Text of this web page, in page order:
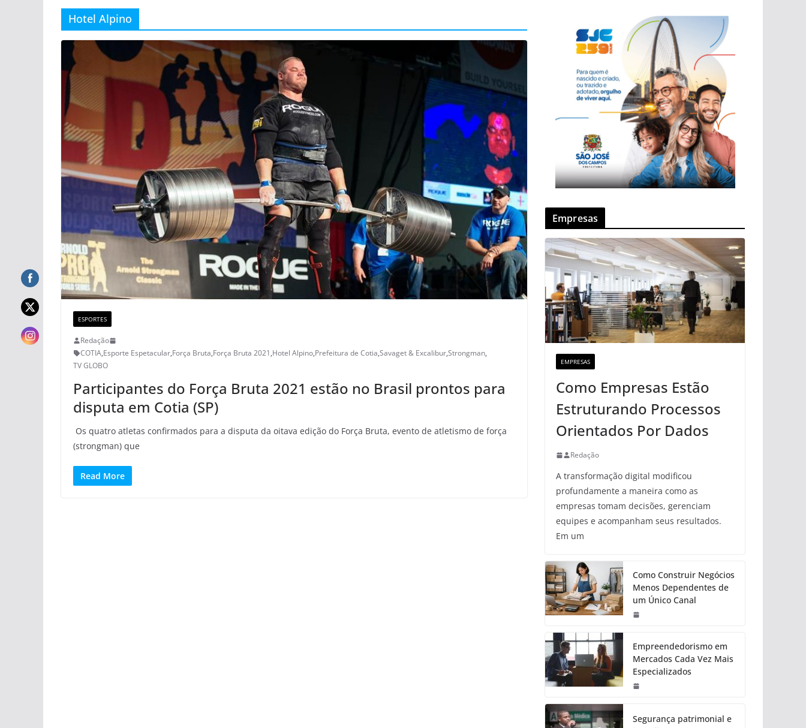
Hotel Alpino
ESPORTES
Redação
COTIA,Esporte Espetacular,Força Bruta,Força Bruta 2021,Hotel Alpino,Prefeitura de Cotia,Savaget & Excalibur,Strongman,
TV GLOBO
Participantes do Força Bruta 2021 estão no Brasil prontos para
disputa em Cotia (SP)
Os quatro atletas confirmados para a disputa da oitava edição do Força Bruta, evento de atletismo de força
(strongman) que
Read More
Empresas
EMPRESAS
Como Empresas Estão
Estruturando Processos
Orientados Por Dados
Redação
A transformação digital modificou
profundamente a maneira como as
empresas tomam decisões, gerenciam
equipes e acompanham seus resultados.
Em um
Como Construir Negócios
Menos Dependentes de
um Único Canal
Empreendedorismo em
Mercados Cada Vez Mais
Especializados
Segurança patrimonial e